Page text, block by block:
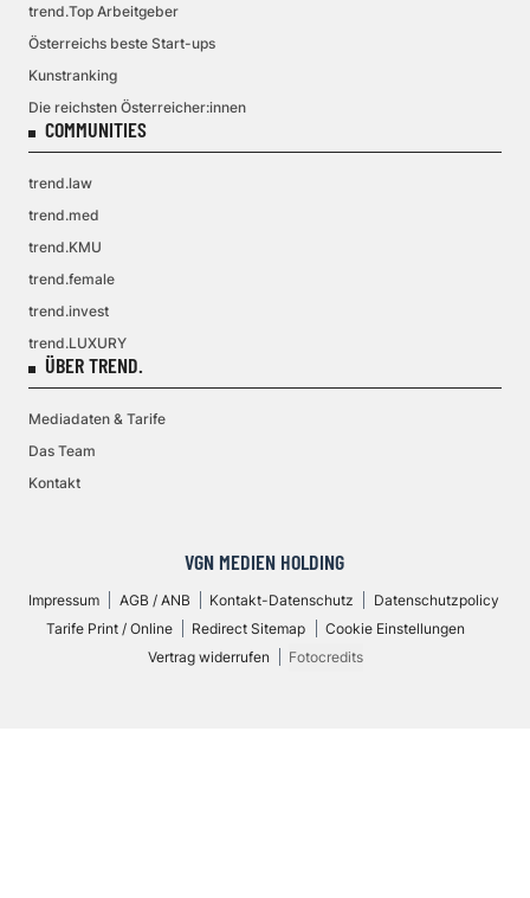
trend.Top Arbeitgeber
Österreichs beste Start-ups
Kunstranking
Die reichsten Österreicher:innen
COMMUNITIES
trend.law
trend.med
trend.KMU
trend.female
trend.invest
trend.LUXURY
ÜBER TREND.
Mediadaten & Tarife
Das Team
Kontakt
VGN MEDIEN HOLDING
Impressum AGB / ANB Kontakt-Datenschutz
Datenschutzpolicy
Tarife Print / Online
Redirect Sitemap
Cookie Einstellungen
Vertrag widerrufen
Fotocredits